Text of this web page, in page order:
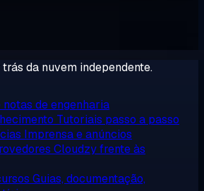
da nuvem independente.
notas de engenharia
Tutoriais passo a passo
Imprensa e anúncios
Cloudzy frente às
Guias, documentação,